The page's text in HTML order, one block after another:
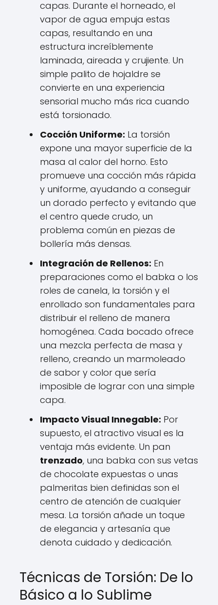
capas. Durante el horneado, el
vapor de agua empuja estas
capas, resultando en una
estructura increíblemente
laminada, aireada y crujiente. Un
simple palito de hojaldre se
convierte en una experiencia
sensorial mucho más rica cuando
está torsionado.
Cocción Uniforme: La torsión
expone una mayor superficie de la
masa al calor del horno. Esto
promueve una cocción más rápida
y uniforme, ayudando a conseguir
un dorado perfecto y evitando que
el centro quede crudo, un
problema común en piezas de
bollería más densas.
Integración de Rellenos: En
preparaciones como el babka o los
roles de canela, la torsión y el
enrollado son fundamentales para
distribuir el relleno de manera
homogénea. Cada bocado ofrece
una mezcla perfecta de masa y
relleno, creando un marmoleado
de sabor y color que sería
imposible de lograr con una simple
capa.
Impacto Visual Innegable: Por
supuesto, el atractivo visual es la
ventaja más evidente. Un pan
trenzado, una babka con sus vetas
de chocolate expuestas o unas
palmeritas bien definidas son el
centro de atención de cualquier
mesa. La torsión añade un toque
de elegancia y artesanía que
denota cuidado y dedicación.
Técnicas de Torsión: De lo
Básico a lo Sublime